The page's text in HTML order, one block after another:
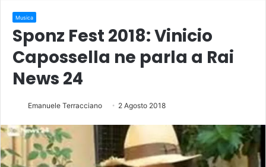
Musica
Sponz Fest 2018: Vinicio
Capossella ne parla a Rai
News 24
Emanuele Terracciano 2 Agosto 2018